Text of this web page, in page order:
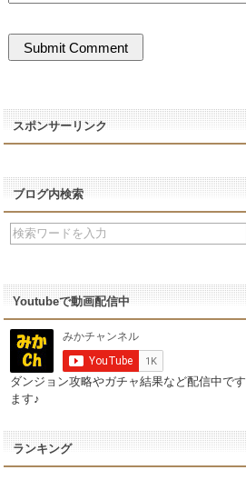
スポンサーリンク
ブログ内検索
Youtubeで動画配信中
ダンジョン攻略やガチャ結果など配信中で
ます♪
ランキング